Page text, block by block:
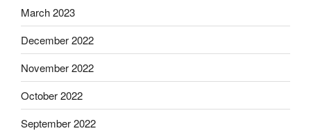
March 2023
December 2022
November 2022
October 2022
September 2022